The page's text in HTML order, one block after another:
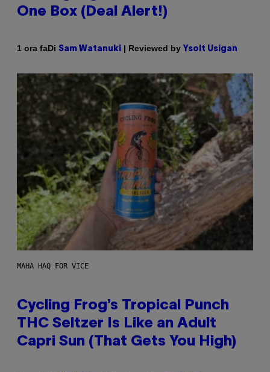
One Box (Deal Alert!)
1 ora faDi Sam Watanuki | Reviewed by Ysolt Usigan
MAHA HAQ FOR VICE
Cycling Frog’s Tropical Punch
THC Seltzer Is Like an Adult
Capri Sun (That Gets You High)